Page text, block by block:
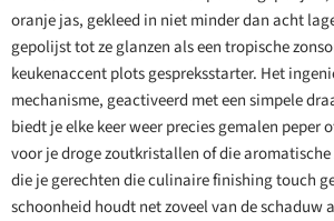
oranje jas, gekleed in niet minder dan acht
gepolijst tot ze glanzen als een tropische
keukenaccent plots gespreksstarter. Het
mechanisme, geactiveerd met een simpele
biedt je elke keer weer precies gemalen peper
voor je droge zoutkristallen of die
die je gerechten die culinaire finishing touch
schoonheid houdt net zoveel van de schaduw